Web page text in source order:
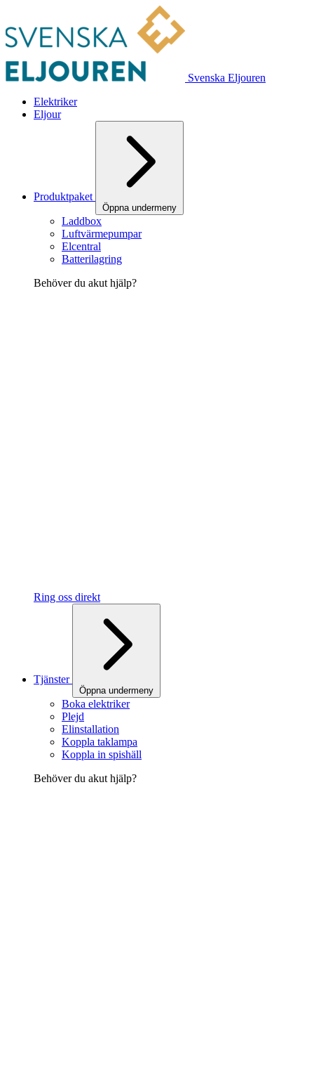
Svenska Eljouren
Elektriker
Eljour
Produktpaket
Öppna undermeny
Laddbox
Luftvärmepumpar
Elcentral
Batterilagring
Behöver du akut hjälp?
Ring oss direkt
Tjänster
Öppna undermeny
Boka elektriker
Plejd
Elinstallation
Koppla taklampa
Koppla in spishäll
Behöver du akut hjälp?